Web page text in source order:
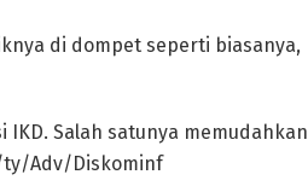
di dompet seperti biasanya,
Salah satunya memudahkan
ty/Adv/Diskominf